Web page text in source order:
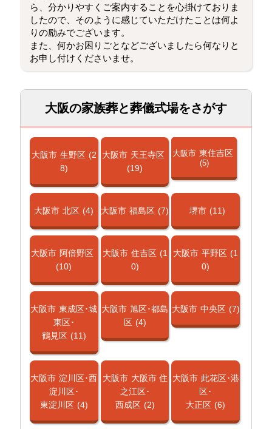
ら、分かりやすくご案内することを心掛けておりま
したので、そのように感じていただけたことは何よ
りの励みでございます。
また、何かお困りごとなどございましたら何なりと
お申し付けくださいませ。
大阪の家族葬と葬儀式場をさがす
大阪市 生野区 (2
8)
大阪市 天王寺区
(19)
大阪市 東住吉区
(5)
大阪市 北区 (4) 大阪市 福島区 (7) 堺市 (11)
大阪市 阿倍野区
(10)
大阪市 住吉区 (1
0)
大阪市 平野区 (1
0)
大阪市 東成区･城
東区･
鶴見区 (11)
大阪市 旭区･都島
区 (4)
大阪市 中央区 (7)
大阪市 淀川区･西
淀川区･
東淀川区 (4)
大阪市 大阪市 住
之江区･
西成区 (2)
大阪市 此花区･港
区･
大正区 (6)